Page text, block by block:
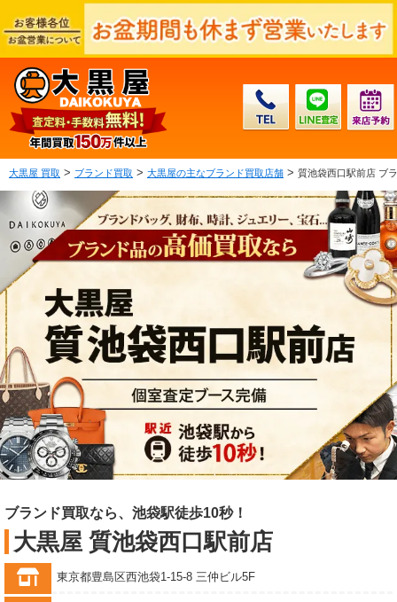
大黒屋 買取 > ブランド買取 > 大黒屋の主なブランド買取店舗 > 質池袋西口駅前店 ブ
ブランド買取なら、池袋駅徒歩10秒！
大黒屋 質池袋西口駅前店
東京都豊島区西池袋1-15-8 三仲ビル5F